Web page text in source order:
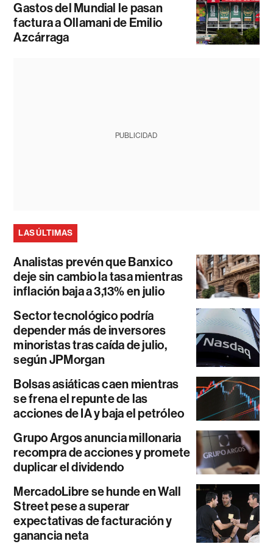
Gastos del Mundial le pasan
factura a Ollamani de Emilio
Azcárraga
PUBLICIDAD
LAS ÚLTIMAS
Analistas prevén que Banxico
deje sin cambio la tasa mientras
inflación baja a 3,13% en julio
Sector tecnológico podría
depender más de inversores
minoristas tras caída de julio,
según JPMorgan
Bolsas asiáticas caen mientras
se frena el repunte de las
acciones de IA y baja el petróleo
Grupo Argos anuncia millonaria
recompra de acciones y promete
duplicar el dividendo
MercadoLibre se hunde en Wall
Street pese a superar
expectativas de facturación y
ganancia neta